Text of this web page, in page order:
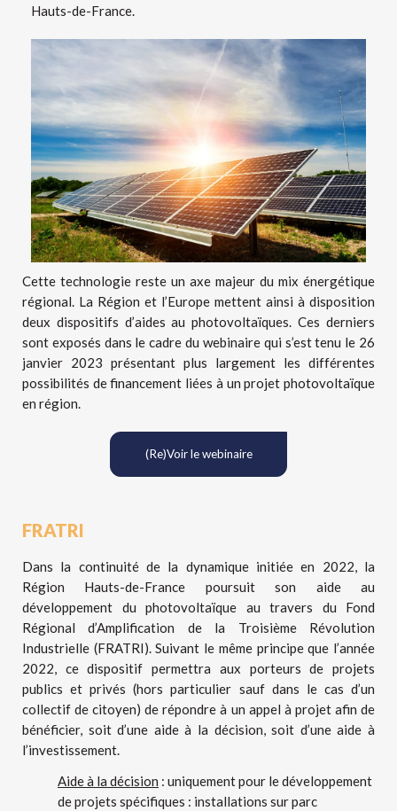
Hauts-de-France.
Cette technologie reste un axe majeur du mix énergétique
régional. La Région et l’Europe mettent ainsi à disposition
deux dispositifs d’aides au photovoltaïques. Ces derniers
sont exposés dans le cadre du webinaire qui s’est tenu le 26
janvier 2023 présentant plus largement les différentes
possibilités de financement liées à un projet photovoltaïque
en région.
(Re)Voir le webinaire
FRATRI
Dans la continuité de la dynamique initiée en 2022, la
Région Hauts-de-France poursuit son aide au
développement du photovoltaïque au travers du Fond
Régional d’Amplification de la Troisième Révolution
Industrielle (FRATRI). Suivant le même principe que l’année
2022, ce dispositif permettra aux porteurs de projets
publics et privés (hors particulier sauf dans le cas d’un
collectif de citoyen) de répondre à un appel à projet afin de
bénéficier, soit d’une aide à la décision, soit d’une aide à
l’investissement.
Aide à la décision : uniquement pour le développement
de projets spécifiques : installations sur parc